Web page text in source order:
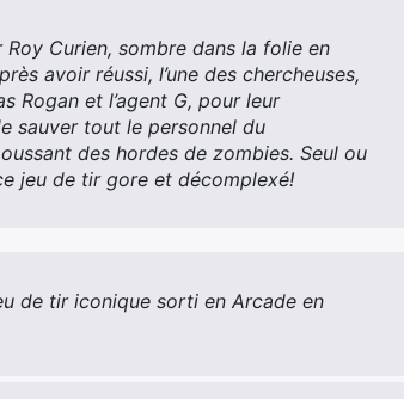
Curien, sombre dans la folie en
avoir réussi, l’une des chercheuses,
Rogan et l’agent G, pour leur
sauver tout le personnel du
des hordes de zombies. Seul ou
jeu de tir gore et décomplexé!
de tir iconique sorti en Arcade en